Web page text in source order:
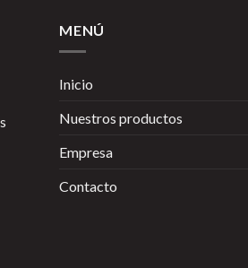
MENÚ
Inicio
Nuestros productos
Empresa
Contacto